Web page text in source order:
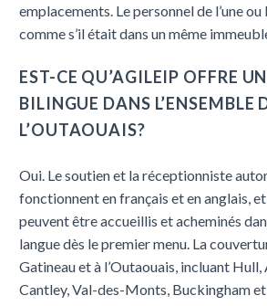
emplacements. Le personnel de l’une
comme s’il était dans un même
EST-CE QU’AGILEIP OFFRE
BILINGUE DANS L’ENSEMBLE
L’OUTAOUAIS?
Oui. Le soutien et la réceptionniste
fonctionnent en français et en anglais,
peuvent être accueillis et acheminés
langue dès le premier menu. La
Gatineau et à l’Outaouais, incluant Hull,
Cantley, Val-des-Monts, Buckingham